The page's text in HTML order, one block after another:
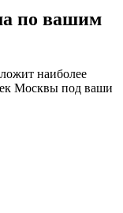
по вашим
наиболее
Москвы под ваши